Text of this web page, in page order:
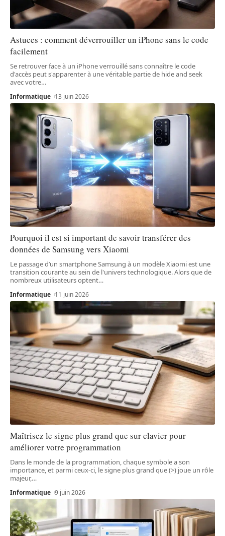
Astuces : comment déverrouiller un iPhone sans le code
facilement
Se retrouver face à un iPhone verrouillé sans connaître le code
d'accès peut s'apparenter à une véritable partie de hide and seek
avec votre…
Informatique 13 juin 2026
Pourquoi il est si important de savoir transférer des
données de Samsung vers Xiaomi
Le passage d’un smartphone Samsung à un modèle Xiaomi est une
transition courante au sein de l'univers technologique. Alors que de
nombreux utilisateurs optent…
Informatique 11 juin 2026
Maîtrisez le signe plus grand que sur clavier pour
améliorer votre programmation
Dans le monde de la programmation, chaque symbole a son
importance, et parmi ceux-ci, le signe plus grand que (>) joue un rôle
majeur,…
Informatique 9 juin 2026